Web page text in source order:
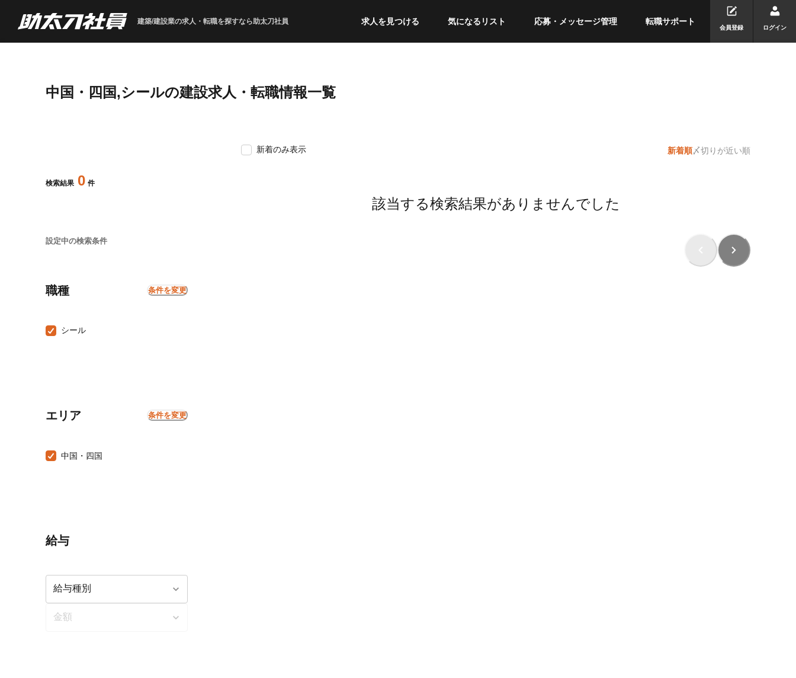
建築/建設業の求人・転職を探すなら助太刀社員 求人を見つける 気になるリスト 応募・メッセージ管理 転職サポート
会員登録 ログイン
中国・四国,シールの建設求人・転職情報一覧
検索結果 0 件
設定中の検索条件
職種 条件を変更
シール
エリア 条件を変更
中国・四国
給与
新着のみ表示 新着順〆切りが近い順
該当する検索結果がありませんでした